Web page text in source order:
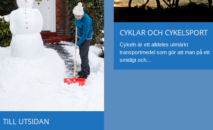
TILL UTSIDAN
CYKLAR OCH CYKELSPORT
Cykeln är ett alldeles utmärkt
transportmedel som gör att man på ett
smidigt och...